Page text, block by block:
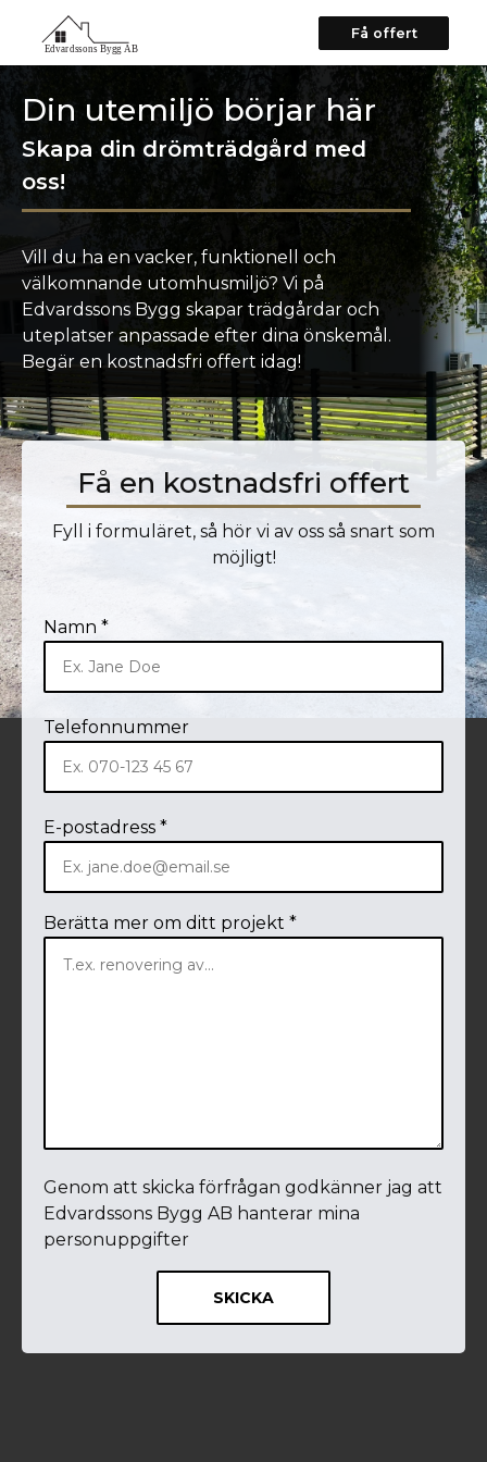
Få offert
Din utemiljö börjar här
Skapa din drömträdgård med
oss!
Vill du ha en vacker, funktionell och
välkomnande utomhusmiljö? Vi på
Edvardssons Bygg skapar trädgårdar och
uteplatser anpassade efter dina önskemål.
Begär en kostnadsfri offert idag!
Få en kostnadsfri offert
Fyll i formuläret, så hör vi av oss så snart som
möjligt!
Namn *
Telefonnummer
E-postadress *
Berätta mer om ditt projekt *
Genom att skicka förfrågan godkänner jag att
Edvardssons Bygg AB hanterar mina
personuppgifter